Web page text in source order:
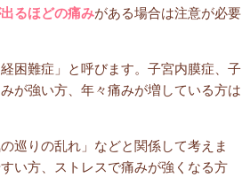
るほどの痛みがある場合は注意が必要
困難症」と呼びます。子宮内膜症、子
が強い方、年々痛みが増している方は
巡りの乱れ」などと関係して考えま
い方、ストレスで痛みが強くなる方